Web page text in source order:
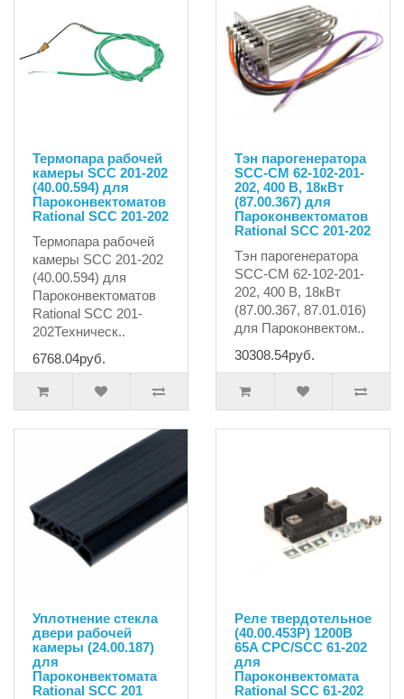
Термопара рабочей
камеры SCC 201-202
(40.00.594) для
Пароконвектоматов
Rational SCC 201-202
Термопара рабочей
камеры SCC 201-202
(40.00.594) для
Пароконвектоматов
Rational SCC 201-
202Техническ..
6768.04руб.
Тэн парогенератора
SCC-CM 62-102-201-
202, 400 В, 18кВт
(87.00.367) для
Пароконвектоматов
Rational SCC 201-202
Тэн парогенератора
SCC-CM 62-102-201-
202, 400 В, 18кВт
(87.00.367, 87.01.016)
для Пароконвектом..
30308.54руб.
Уплотнение стекла
двери рабочей
камеры (24.00.187)
для
Пароконвектомата
Rational SCC 201
Реле твердотельное
(40.00.453P) 1200B
65A CPC/SCC 61-202
для
Пароконвектомата
Rational SCC 61-202